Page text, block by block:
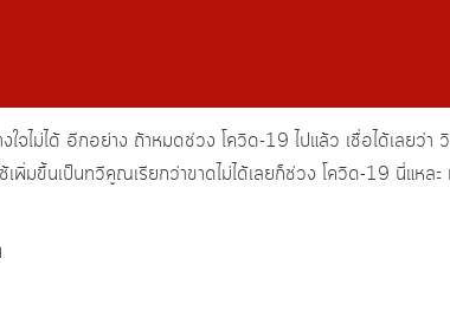
จไม่ได้ อีกอย่าง ถ้าหมดช่วง โควิด-19 ไปแล้ว เชื่อได้เลยว่า
พิ่มขึ้นเป็นทวีคูณเรียกว่าขาดไม่ได้เลยก็ช่วง โควิด-19 นี่แหละ